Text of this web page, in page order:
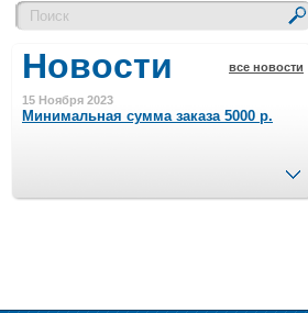
Новости все новости
15 Ноября 2023
Минимальная сумма заказа 5000 р.
Шляпные коробочки производим
производим в Набережных Челнах